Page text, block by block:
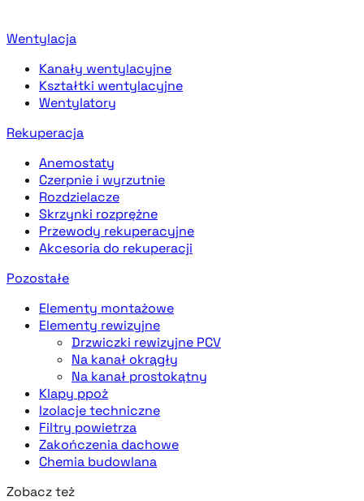
Wentylacja
Kanały wentylacyjne
Kształtki wentylacyjne
Wentylatory
Rekuperacja
Anemostaty
Czerpnie i wyrzutnie
Rozdzielacze
Skrzynki rozprężne
Przewody rekuperacyjne
Akcesoria do rekuperacji
Pozostałe
Elementy montażowe
Elementy rewizyjne
Drzwiczki rewizyjne PCV
Na kanał okrągły
Na kanał prostokątny
Klapy ppoż
Izolacje techniczne
Filtry powietrza
Zakończenia dachowe
Chemia budowlana
Zobacz też